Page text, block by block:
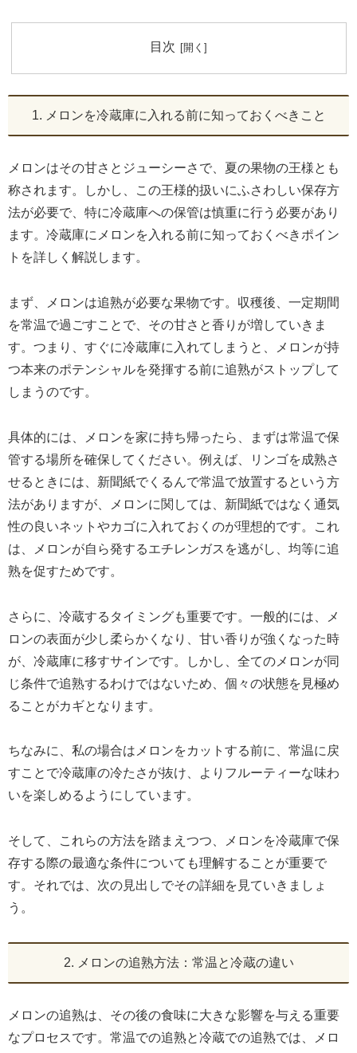
目次
1. メロンを冷蔵庫に入れる前に知っておくべきこと
メロンはその甘さとジューシーさで、夏の果物の王様とも
称されます。しかし、この王様的扱いにふさわしい保存方
法が必要で、特に冷蔵庫への保管は慎重に行う必要があり
ます。冷蔵庫にメロンを入れる前に知っておくべきポイン
トを詳しく解説します。
まず、メロンは追熟が必要な果物です。収穫後、一定期間
を常温で過ごすことで、その甘さと香りが増していきま
す。つまり、すぐに冷蔵庫に入れてしまうと、メロンが持
つ本来のポテンシャルを発揮する前に追熟がストップして
しまうのです。
具体的には、メロンを家に持ち帰ったら、まずは常温で保
管する場所を確保してください。例えば、リンゴを成熟さ
せるときには、新聞紙でくるんで常温で放置するという方
法がありますが、メロンに関しては、新聞紙ではなく通気
性の良いネットやカゴに入れておくのが理想的です。これ
は、メロンが自ら発するエチレンガスを逃がし、均等に追
熟を促すためです。
さらに、冷蔵するタイミングも重要です。一般的には、メ
ロンの表面が少し柔らかくなり、甘い香りが強くなった時
が、冷蔵庫に移すサインです。しかし、全てのメロンが同
じ条件で追熟するわけではないため、個々の状態を見極め
ることがカギとなります。
ちなみに、私の場合はメロンをカットする前に、常温に戻
すことで冷蔵庫の冷たさが抜け、よりフルーティーな味わ
いを楽しめるようにしています。
そして、これらの方法を踏まえつつ、メロンを冷蔵庫で保
存する際の最適な条件についても理解することが重要で
す。それでは、次の見出しでその詳細を見ていきましょ
う。
2. メロンの追熟方法：常温と冷蔵の違い
メロンの追熟は、その後の食味に大きな影響を与える重要
なプロセスです。常温での追熟と冷蔵での追熟では、メロ